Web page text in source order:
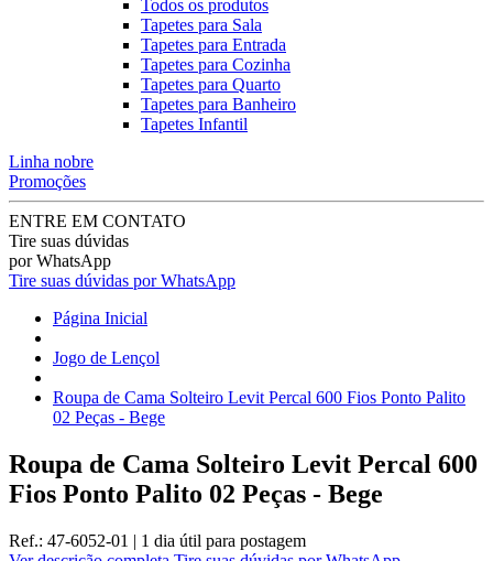
Todos os produtos
Tapetes para Sala
Tapetes para Entrada
Tapetes para Cozinha
Tapetes para Quarto
Tapetes para Banheiro
Tapetes Infantil
Linha nobre
Promoções
ENTRE EM CONTATO
Tire suas dúvidas
por WhatsApp
Tire suas dúvidas por WhatsApp
Página Inicial
Jogo de Lençol
Roupa de Cama Solteiro Levit Percal 600 Fios Ponto Palito
02 Peças - Bege
Roupa de Cama Solteiro Levit Percal 600
Fios Ponto Palito 02 Peças - Bege
Ref.: 47-6052-01 | 1 dia útil para postagem